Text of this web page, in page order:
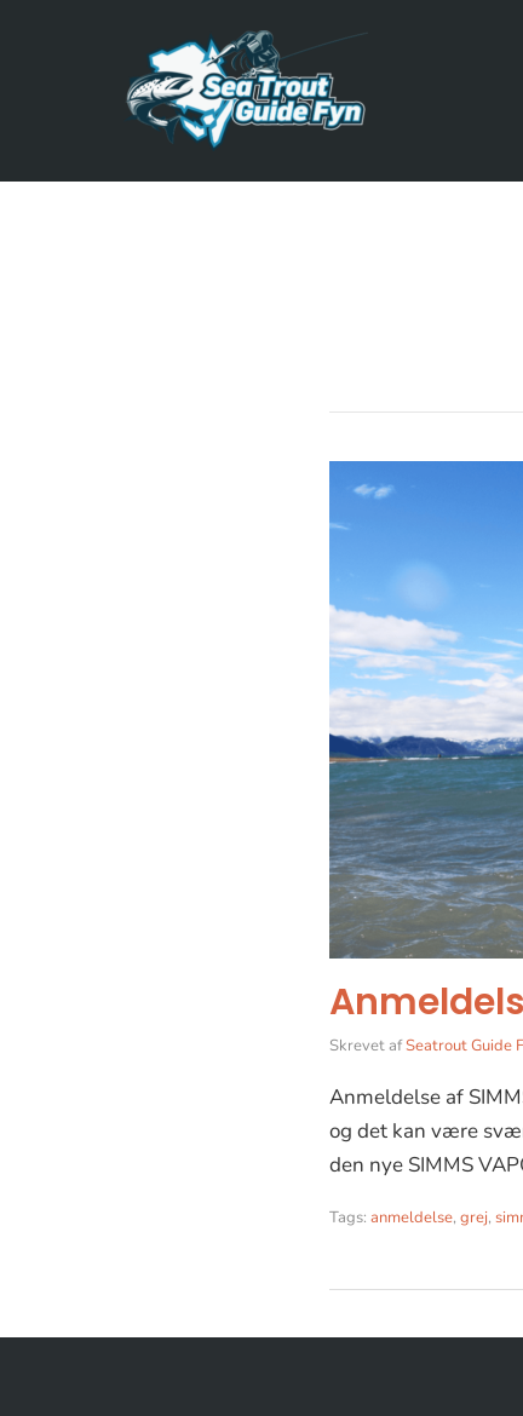
Skrevet afSeatrout Guide
Anmeldelse af
og det kan være
den nye SIMMS
Tags: anmeldelse, grej,